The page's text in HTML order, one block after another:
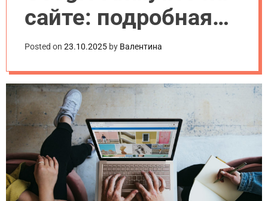
сайте: подробная
инструкция
Posted on 23.10.2025 by Валентина